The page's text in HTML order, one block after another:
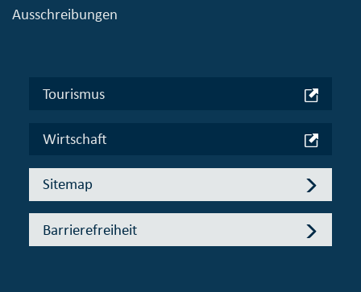
Ausschreibungen
Tourismus
Wirtschaft
Sitemap
Barrierefreiheit